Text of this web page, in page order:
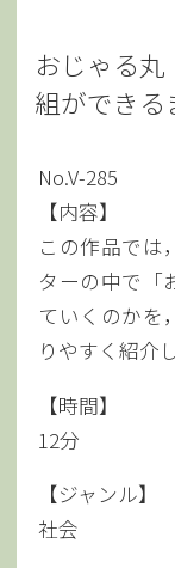
おじゃる
組ができる
No.V-285
【内容】
この作品では
ターの中で「
ていくのかを
りやすく紹介
【時間】
12分
【ジャンル】
社会